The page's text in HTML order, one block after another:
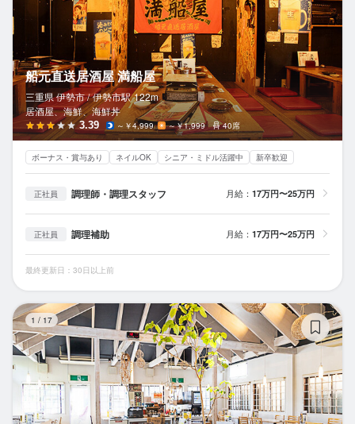
船元直送居酒屋 満船屋
三重県 伊勢市 / 伊勢市駅 122m
居酒屋、海鮮、海鮮丼
3.39 ～￥4,999 ～￥1,999 40席
ボーナス・賞与あり ネイルOK シニア・ミドル活躍中 新卒歓迎
正社員 調理師・調理スタッフ 月給： 17万円〜25万円
正社員 調理補助 月給： 17万円〜25万円
最終更新日：30日以上前
1 / 17